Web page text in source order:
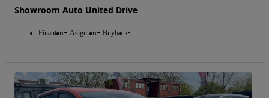
Showroom Auto United Drive
Finantare Asigurare Buyback